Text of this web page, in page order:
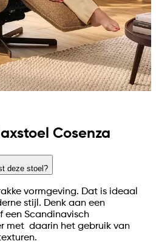
Cosenza
deze stoel?
vormgeving. Dat is ideaal
stijl. Denk aan een
een Scandinavisch
met daarin het gebruik van